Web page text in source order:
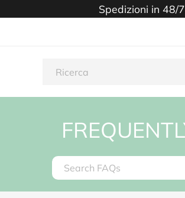
Spedizioni in 48/